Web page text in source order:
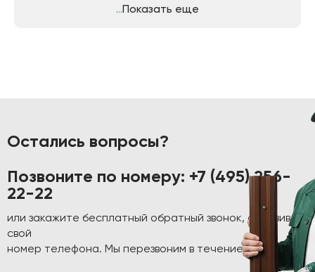
Показать еще
Остались вопросы?
Позвоните по номеру: +7 (495) 256-
22-22
или закажите бесплатный обратный звонок, оставив
свой
номер телефона. Мы перезвоним в течение 1-2 минут!